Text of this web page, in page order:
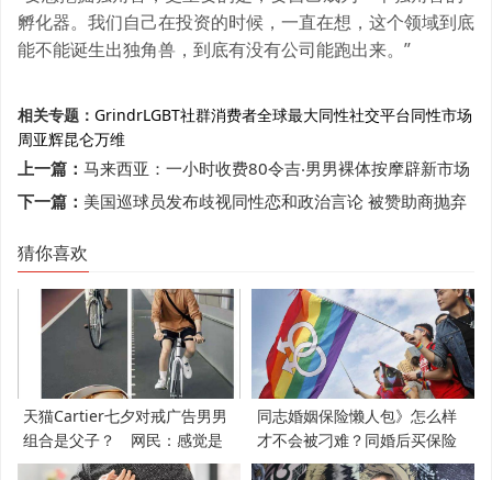
孵化器。我们自己在投资的时候，一直在想，这个领域到底
能不能诞生出独角兽，到底有没有公司能跑出来。”
相关专题： GrindrLGBT社群消费者全球最大同性社交平台同性市场
周亚辉昆仑万维
上一篇： 马来西亚：一小时收费80令吉‧男男裸体按摩辟新市场
下一篇： 美国巡球员发布歧视同性恋和政治言论 被赞助商抛弃
猜你喜欢
天猫Cartier七夕对戒广告男男
组合是父子？ 网民：感觉是
支持LGBT
同志婚姻保险懒人包》怎么样
才不会被刁难？同婚后买保险
必知5件事